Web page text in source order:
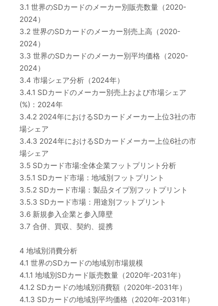
3.1 世界のSDカードのメーカー別販売数量（2020-
2024）
3.2 世界のSDカードのメーカー別売上高（2020-
2024）
3.3 世界のSDカードのメーカー別平均価格（2020-
2024）
3.4 市場シェア分析（2024年）
3.4.1 SDカードのメーカー別売上および市場シェア
(%)：2024年
3.4.2 2024年におけるSDカードメーカー上位3社の市
場シェア
3.4.3 2024年におけるSDカードメーカー上位6社の市
場シェア
3.5 SDカード市場:全体企業フットプリント分析
3.5.1 SDカード市場：地域別フットプリント
3.5.2 SDカード市場：製品タイプ別フットプリント
3.5.3 SDカード市場：用途別フットプリント
3.6 新規参入企業と参入障壁
3.7 合併、買収、契約、提携
4 地域別消費分析
4.1 世界のSDカードの地域別市場規模
4.1.1 地域別SDカード販売数量（2020年-2031年）
4.1.2 SDカードの地域別消費額（2020年-2031年）
4.1.3 SDカードの地域別平均価格（2020年-2031年）